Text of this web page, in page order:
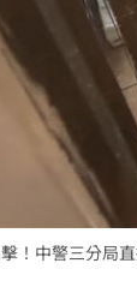
！中警三分局